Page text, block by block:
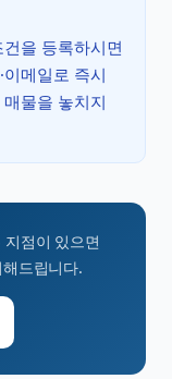
건을 등록하시면
메일로 즉시
물을 놓치지
점이 있으면
드립니다.